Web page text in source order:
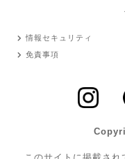
情報セキュリティ
免責事項